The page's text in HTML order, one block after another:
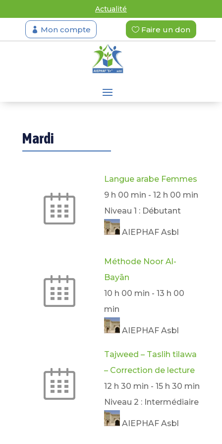
Actualité
Mon compte Faire un don
Mardi
Langue arabe Femmes
9 h 00 min - 12 h 00 min
Niveau 1 : Débutant
AIEPHAF Asbl
Méthode Noor Al-
Bayān
10 h 00 min - 13 h 00
min
AIEPHAF Asbl
Tajweed – Taslih tilawa
– Correction de lecture
12 h 30 min - 15 h 30 min
Niveau 2 : Intermédiaire
AIEPHAF Asbl